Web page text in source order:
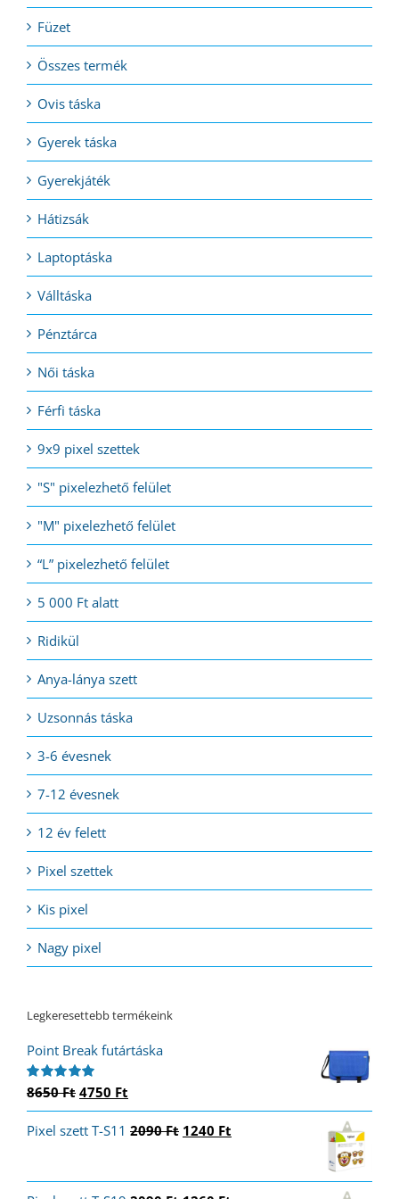
Füzet
Összes termék
Ovis táska
Gyerek táska
Gyerekjáték
Hátizsák
Laptoptáska
Válltáska
Pénztárca
Női táska
Férfi táska
9x9 pixel szettek
"S" pixelezhető felület
"M" pixelezhető felület
“L” pixelezhető felület
5 000 Ft alatt
Ridikül
Anya-lánya szett
Uzsonnás táska
3-6 évesnek
7-12 évesnek
12 év felett
Pixel szettek
Kis pixel
Nagy pixel
Legkeresettebb termékeink
Point Break futártáska
Értékelés:
8650Ft Original
price
was:
4750 Ft
price
is:
Pixel szett T-S11 2090Ft Original
2090 Ft.
1240 Ft
1240 Ft.